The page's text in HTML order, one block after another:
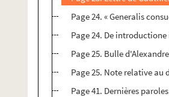
Page 24. « Generalis
Page 24. De
Page 25. Bulle
Page 25. Note relative au
Page 41. Dernières